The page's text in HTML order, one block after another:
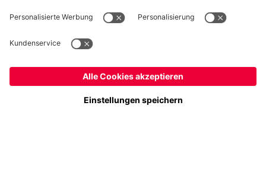
Cookie Details
Preise inkl. Steuern und Abgaben
© FC Bayern München AG
FC Bayern München AG, Säbener Str. 51-57, 81547 München
Ja,Schweiz, um dorthin zu liefern!
Weltweit, um dorthin zu liefern!